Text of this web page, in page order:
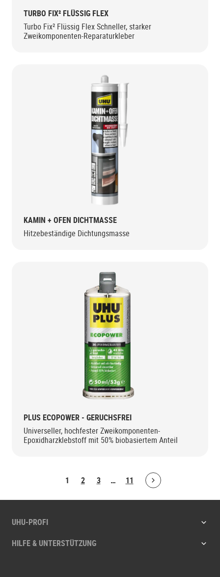
TURBO FIX² FLÜSSIG FLEX
Turbo Fix² Flüssig Flex Schneller, starker
Zweikomponenten-Reparaturkleber
KAMIN + OFEN DICHTMASSE
Hitzebeständige Dichtungsmasse
PLUS ECOPOWER - GERUCHSFREI
Universeller, hochfester Zweikomponenten-
Epoxidharzklebstoff mit 50% biobasiertem Anteil
1 2 3 … 11 Bolton.ArticleList.NextPage
UHU-PROFI
HILFE & UNTERSTÜTZUNG